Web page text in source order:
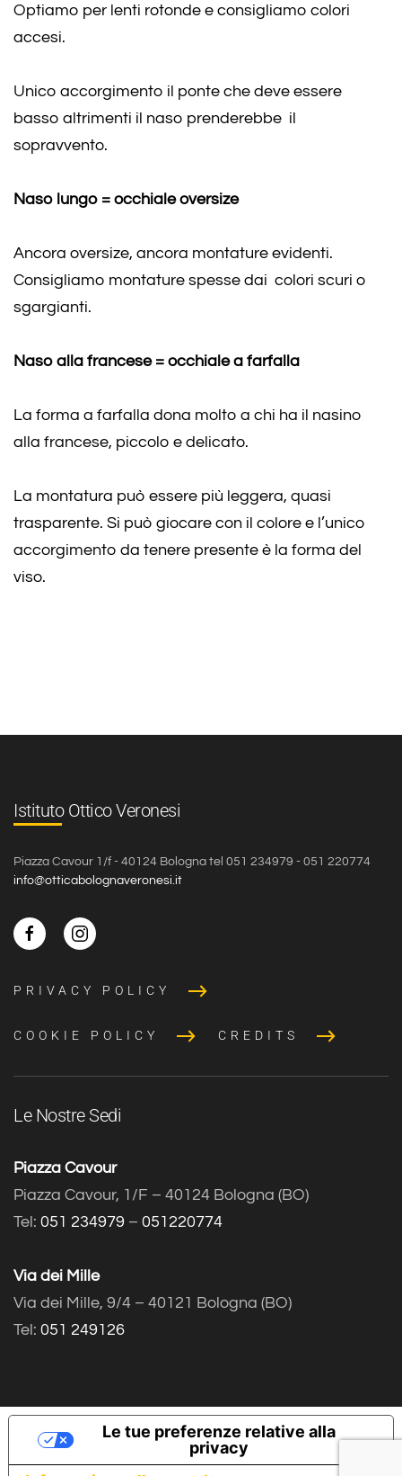
Optiamo per lenti rotonde e consigliamo colori
accesi.
Unico accorgimento il ponte che deve essere
basso altrimenti il naso prenderebbe il
sopravvento.
Naso lungo = occhiale oversize
Ancora oversize, ancora montature evidenti.
Consigliamo montature spesse dai colori scuri o
sgargianti.
Naso alla francese = occhiale a farfalla
La forma a farfalla dona molto a chi ha il nasino
alla francese, piccolo e delicato.
La montatura può essere più leggera, quasi
trasparente. Si può giocare con il colore e l’unico
accorgimento da tenere presente è la forma del
viso.
Istituto Ottico Veronesi
Piazza Cavour 1/f - 40124 Bologna tel 051 234979 - 051 220774
info@otticabolognaveronesi.it
PRIVACY POLICY
COOKIE POLICY CREDITS
Le Nostre Sedi
Piazza Cavour
Piazza Cavour, 1/F – 40124 Bologna (BO)
Tel: 051 234979 – 051220774
Via dei Mille
Via dei Mille, 9/4 – 40121 Bologna (BO)
Tel: 051 249126
Le tue preferenze relative alla
privacy